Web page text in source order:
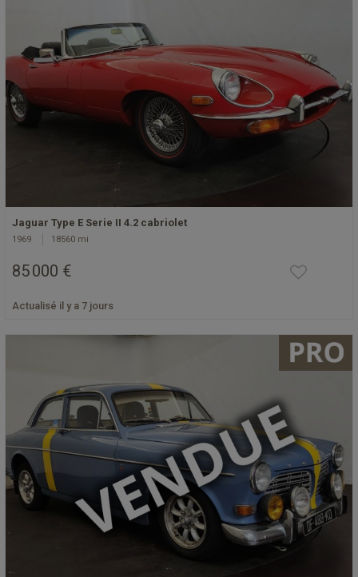
Jaguar Type E Serie II 4.2 cabriolet
1969 18560 mi
85 000 €
Actualisé il y a 7 jours